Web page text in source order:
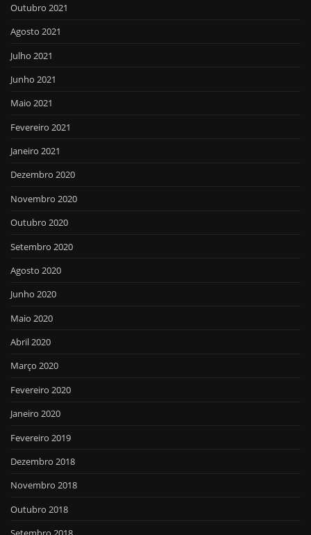
Outubro 2021
Agosto 2021
Julho 2021
Junho 2021
Maio 2021
Fevereiro 2021
Janeiro 2021
Dezembro 2020
Novembro 2020
Outubro 2020
Setembro 2020
Agosto 2020
Junho 2020
Maio 2020
Abril 2020
Março 2020
Fevereiro 2020
Janeiro 2020
Fevereiro 2019
Dezembro 2018
Novembro 2018
Outubro 2018